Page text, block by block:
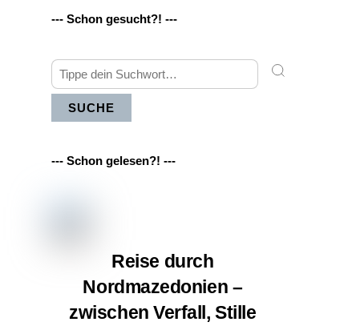
--- Schon gesucht?! ---
SUCHE
--- Schon gelesen?! ---
Reise durch
Nordmazedonien –
zwischen Verfall, Stille